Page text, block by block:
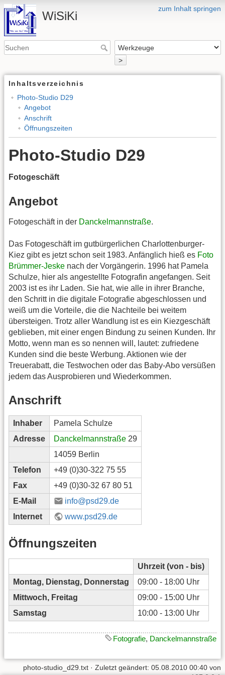
zum Inhalt springen
WiSiKi
>
Inhaltsverzeichnis
Photo-Studio D29
Angebot
Anschrift
Öffnungszeiten
Photo-Studio D29
Fotogeschäft
Angebot
Fotogeschäft in der Danckelmannstraße.
Das Fotogeschäft im gutbürgerlichen Charlottenburger-
Kiez gibt es jetzt schon seit 1983. Anfänglich hieß es Foto
Brümmer-Jeske nach der Vorgängerin. 1996 hat Pamela
Schulze, hier als angestellte Fotografin angefangen. Seit
2003 ist es ihr Laden. Sie hat, wie alle in ihrer Branche,
den Schritt in die digitale Fotografie abgeschlossen und
weiß um die Vorteile, die die Nachteile bei weitem
übersteigen. Trotz aller Wandlung ist es ein Kiezgeschäft
geblieben, mit einer engen Bindung zu seinen Kunden. Ihr
Motto, wenn man es so nennen will, lautet: zufriedene
Kunden sind die beste Werbung. Aktionen wie der
Treuerabatt, die Testwochen oder das Baby-Abo versüßen
jedem das Ausprobieren und Wiederkommen.
Anschrift
Inhaber
Pamela Schulze
Adresse
Danckelmannstraße 29
14059 Berlin
Telefon
+49 (0)30-322 75 55
Fax
+49 (0)30-32 67 80 51
E-Mail
info@psd29.de
Internet
www.psd29.de
Öffnungszeiten
Uhrzeit (von - bis)
Montag, Dienstag, Donnerstag
09:00 - 18:00 Uhr
Mittwoch, Freitag
09:00 - 15:00 Uhr
Samstag
10:00 - 13:00 Uhr
Fotografie, Danckelmannstraße
photo-studio_d29.txt · Zuletzt geändert: 05.08.2010 00:40 von